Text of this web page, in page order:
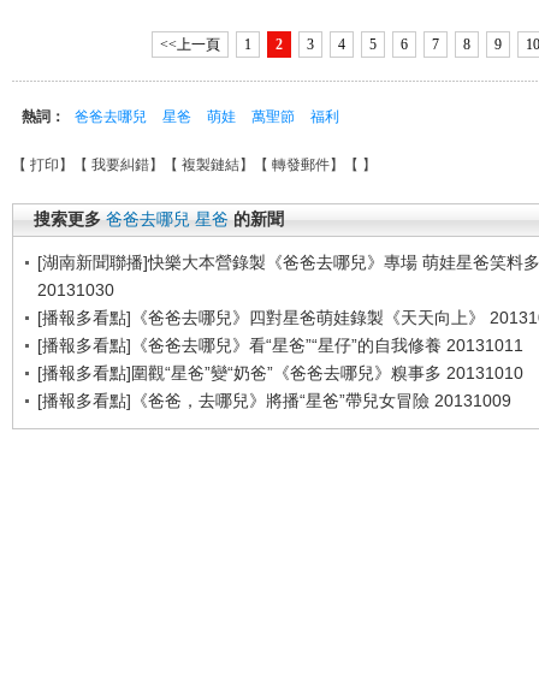
<<上一頁 1 2 3 4 5 6 7 8 9 10
熱詞： 爸爸去哪兒 星爸 萌娃 萬聖節 福利
【 打印 】【 我要糾錯】【 複製鏈結】【 轉發郵件】【 】
搜索更多 爸爸去哪兒 星爸 的新聞
[湖南新聞聯播]快樂大本營錄製《爸爸去哪兒》專場 萌娃星爸笑料多
20131030
[播報多看點]《爸爸去哪兒》四對星爸萌娃錄製《天天向上》
[播報多看點]《爸爸去哪兒》看“星爸”“星仔”的自我修養 20131011
[播報多看點]圍觀“星爸”變“奶爸”《爸爸去哪兒》糗事多 20131010
[播報多看點]《爸爸，去哪兒》將播“星爸”帶兒女冒險 20131009